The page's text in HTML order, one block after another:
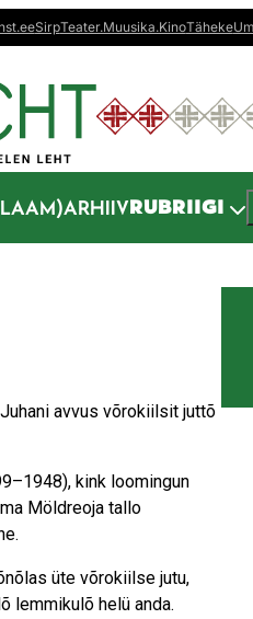
SirpTeater.Muusika.KinoTäheke
ARHIIVRUBRIIGI
avvus võrokiilsit juttõ
kink loomingun
Möldreoja tallo
üte võrokiilse jutu,
lemmikulõ helü anda.